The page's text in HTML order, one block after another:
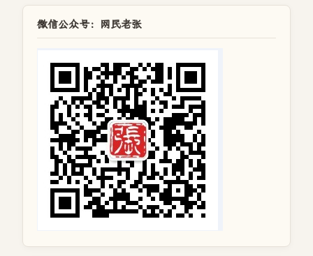
微信公众号：网民老张